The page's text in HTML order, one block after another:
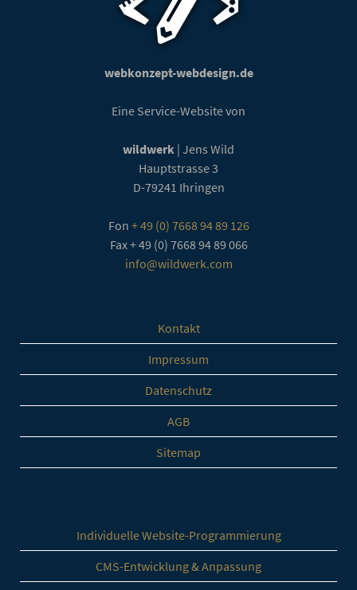
webkonzept-webdesign.de
Eine Service-Website von
wildwerk | Jens Wild
Hauptstrasse 3
D-79241 Ihringen
Fon + 49 (0) 7668 94 89 126
Fax+ 49 (0) 7668 94 89 066
info@wildwerk.com
Kontakt
Impressum
Datenschutz
AGB
Sitemap
Individuelle Website-Programmierung
CMS-Entwicklung & Anpassung